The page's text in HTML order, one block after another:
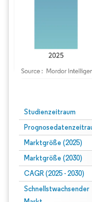
Studienzeitraum
Marktgröße (2025)
Marktgröße (2030)
CAGR (2025 - 2030)
Schnellstwachsender